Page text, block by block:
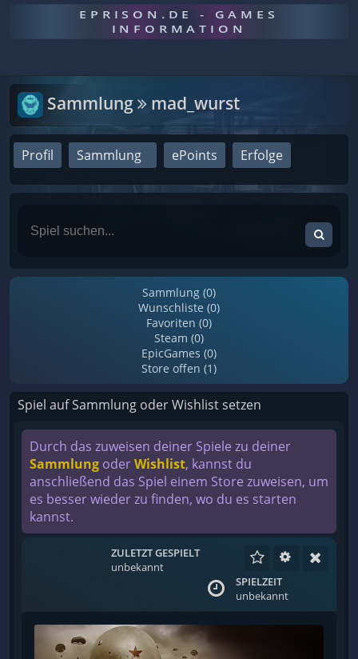
EPRISON.DE - GAMES
INFORMATION
Sammlung mad_wurst
Profil Sammlung ePoints Erfolge
Sammlung (0)
Wunschliste (0)
Favoriten (0)
Steam (0)
EpicGames (0)
Store offen (1)
Spiel auf Sammlung oder Wishlist setzen
Durch das zuweisen deiner Spiele zu deiner
Sammlung oderWishlist, kannst du
anschließend das Spiel einem Store zuweisen, um
es besser wieder zu finden, wo du es starten
kannst.
ZULETZT GESPIELT
unbekannt
SPIELZEIT
unbekannt